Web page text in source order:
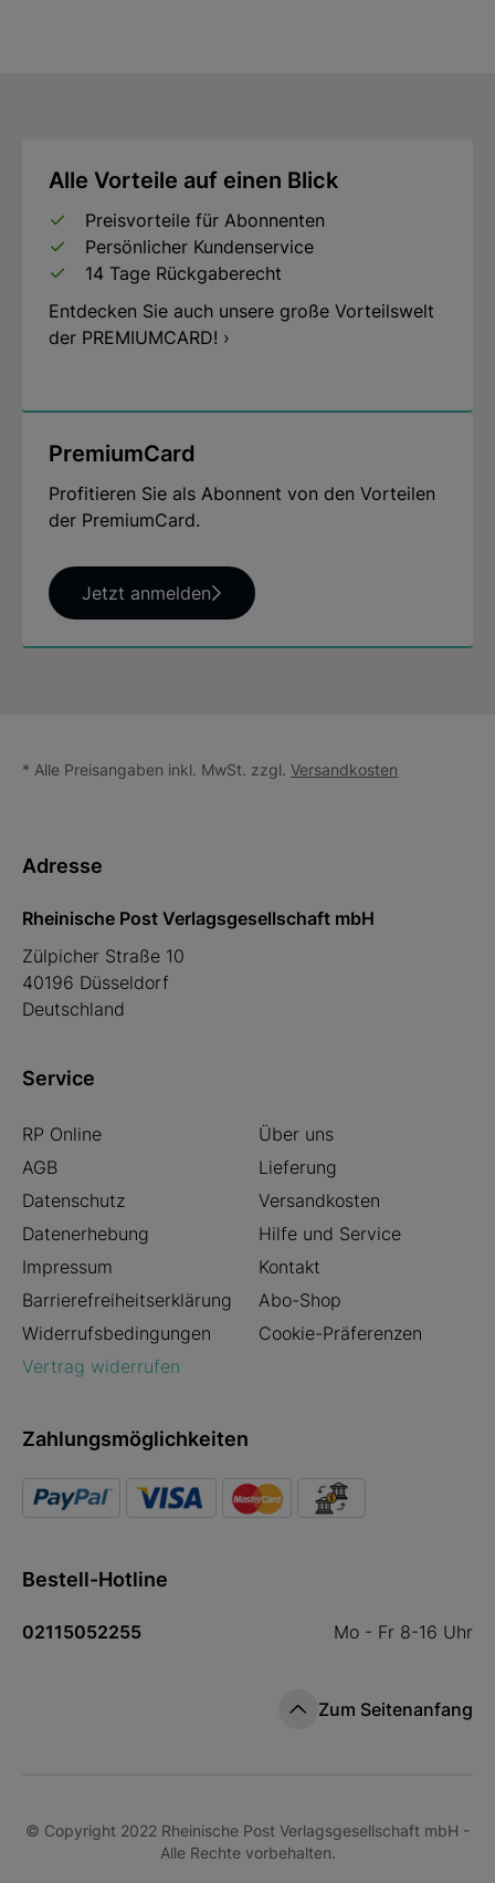
Alle Vorteile auf einen Blick
Preisvorteile für Abonnenten
Persönlicher Kundenservice
14 Tage Rückgaberecht
Entdecken Sie auch unsere große Vorteilswelt
der PREMIUMCARD! ›
PremiumCard
Profitieren Sie als Abonnent von den Vorteilen
der PremiumCard.
Jetzt anmelden
* Alle Preisangaben inkl. MwSt. zzgl. Versandkosten
Adresse
Rheinische Post Verlagsgesellschaft mbH
Zülpicher Straße 10
40196 Düsseldorf
Deutschland
Service
RP Online
Über uns
AGB
Lieferung
Datenschutz
Versandkosten
Datenerhebung
Hilfe und Service
Impressum
Kontakt
Barrierefreiheitserklärung
Abo-Shop
Widerrufsbedingungen
Cookie-Präferenzen
Vertrag widerrufen
Zahlungsmöglichkeiten
Bestell-Hotline
02115052255 Mo - Fr 8-16 Uhr
Zum Seitenanfang
© Copyright 2022 Rheinische Post Verlagsgesellschaft mbH -
Alle Rechte vorbehalten.